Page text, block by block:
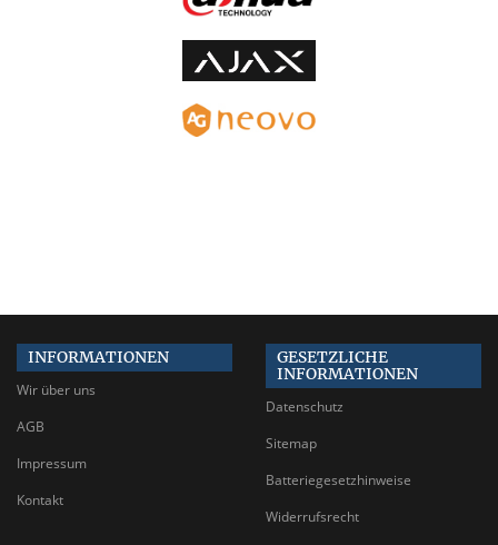
INFORMATIONEN
Wir über uns
AGB
Impressum
Kontakt
GESETZLICHE
INFORMATIONEN
Datenschutz
Sitemap
Batteriegesetzhinweise
Widerrufsrecht